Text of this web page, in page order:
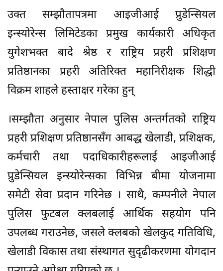
उक्त सम्झौतापत्रमा आइजीआई प्रुडेन्सियल
इन्स्योरेन्स लिमिटेडका प्रमुख कार्यकारी अधिकृत
युगेशभक्त बादे श्रेष्ठ र राष्ट्रिय प्रहरी प्रशिक्षण
प्रतिष्ठानका प्रहरी अतिरिक्त महानिरीक्षक शिद्धी
विक्रम शाहले हस्ताक्षर गरेका हुन्
।सम्झौता अनुसार नेपाल पुलिस अन्तर्गतको राष्ट्रिय
प्रहरी प्रशिक्षण प्रतिष्ठानसँग आबद्ध खेलाडी, प्रशिक्षक,
कर्मचारी तथा पदाधिकारीहरूलाई आइजीआई
प्रुडेन्सियल इन्स्योरेन्सका विभिन्न बीमा योजनामा
समेटी सेवा प्रदान गरिनेछ । साथै, कम्पनीले नेपाल
पुलिस फुटबल क्लबलाई आर्थिक सहयोग पनि
उपलब्ध गराउनेछ, जसले क्लबको खेलकुद गतिविधि,
खेलाडी विकास तथा संस्थागत सुदृढीकरणमा योगदान